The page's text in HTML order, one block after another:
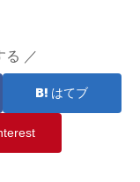
る ／
はてブ